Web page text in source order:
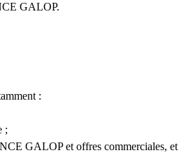
GALOP.
:
;
GALOP et offres commerciales,